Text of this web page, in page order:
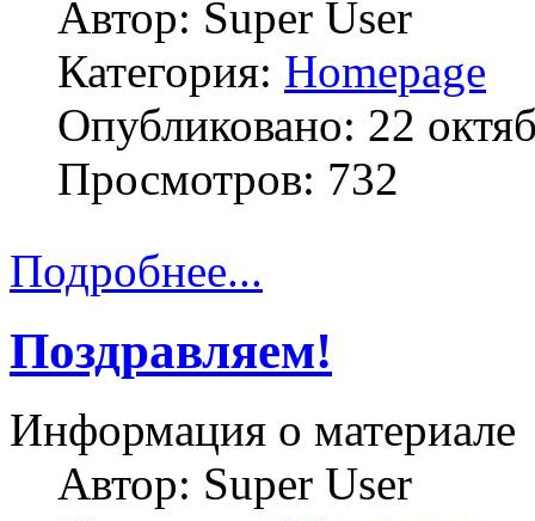
Автор: Super User
Категория: Homepage
Опубликовано: 22
Просмотров: 732
Подробнее...
Поздравляем!
Информация о материале
Автор: Super User